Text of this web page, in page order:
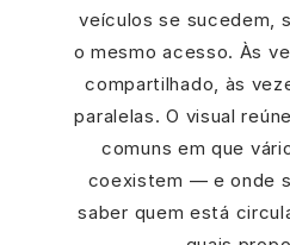
veículos se sucedem,
o mesmo acesso. Às
compartilhado, às
paralelas. O visual
comuns em que
coexistem — e onde
saber quem está